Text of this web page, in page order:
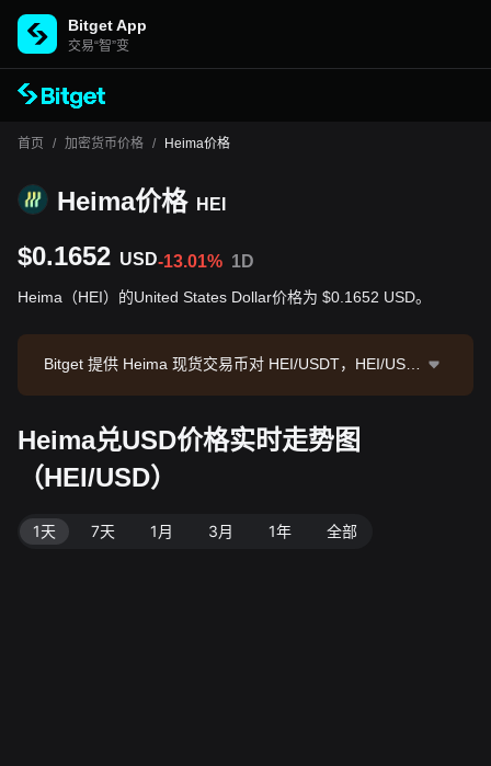
Bitget App
交易“智”变
首页 / 加密货币价格 / Heima价格
Heima价格 HEI
$0.1652 USD-13.01% 1D
Heima（HEI）的United States Dollar价格为 $0.1652 USD。
Bitget 提供 Heima 现货交易币对 HEI/USDT，HEI/USD
I。数据来源：Bitget 交易所，最后更新时间：2026-08-
Heima兑USD价格实时走势图
（HEI/USD）
1天 7天 1月 3月 1年 全部